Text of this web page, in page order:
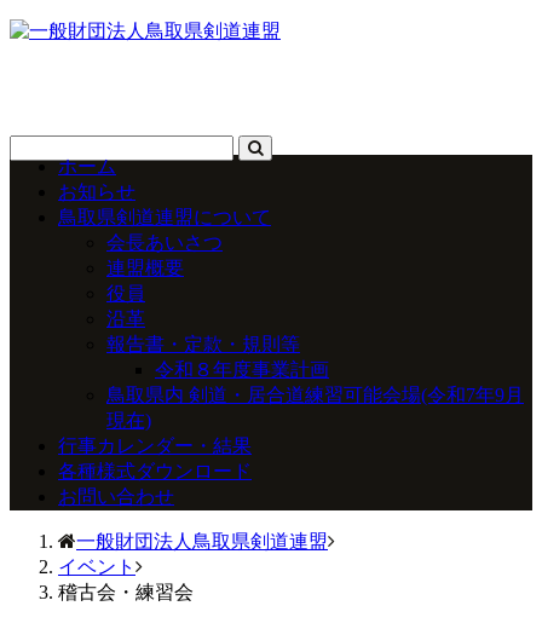
ホーム
お知らせ
鳥取県剣道連盟について
会長あいさつ
連盟概要
役員
沿革
報告書・定款・規則等
令和８年度事業計画
鳥取県内 剣道・居合道練習可能会場(令和7年9月
現在)
行事カレンダー・結果
各種様式ダウンロード
お問い合わせ
一般財団法人鳥取県剣道連盟
イベント
稽古会・練習会